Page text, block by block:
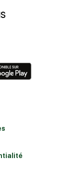
nous sur
nous